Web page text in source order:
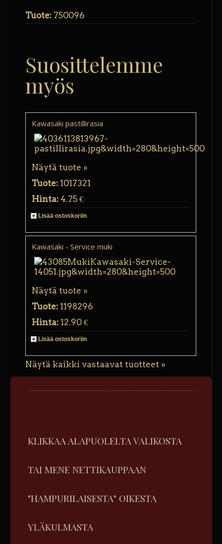
Tuote: 750096
Suosittelemme
myös
Kawasaki pastillirasia
Näytä tuote »
Tuote: 1017321
Hinta: 4.75 €
Lisää ostoskoriin
Kawasaki - Service muki
Näytä tuote »
Tuote: 1198296
Hinta: 12.90 €
Lisää ostoskoriin
Näytä kaikki vastaavat tuotteet »
KLIKKAA ALAPUOLELTA VALIKOSTA
TAI MENE NETTIKAUPPAAN
"HAMPURILAISESTA" OIKESTA
YLÄKULMASTA